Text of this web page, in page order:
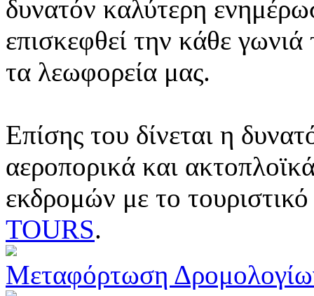
δυνατόν καλύτερη
επισκεφθεί την κάθε
τα λεωφορεία μας.
Επίσης του δίνεται η
αεροπορικά και
εκδρομών με το
TOURS.
Μεταφόρτωση